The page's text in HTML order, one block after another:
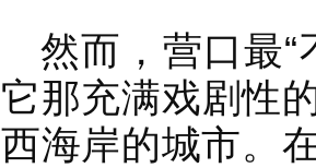
然而，营口最
它那充满戏剧性
西海岸的城市。